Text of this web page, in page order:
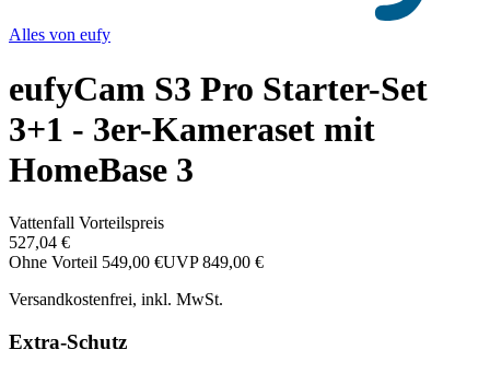
Alles von eufy
eufyCam S3 Pro Starter-Set
3+1 - 3er-Kameraset mit
HomeBase 3
Vattenfall Vorteilspreis
527,04 €
Ohne Vorteil 549,00 €UVP 849,00 €
Versandkostenfrei, inkl. MwSt.
Extra-Schutz